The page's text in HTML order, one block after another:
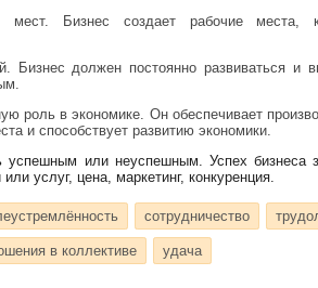
мест. Бизнес создает рабочие места,
Бизнес должен постоянно развиваться и
роль в экономике. Он обеспечивает
и способствует развитию экономики.
успешным или неуспешным. Успех бизнеса
услуг, цена, маркетинг, конкуренция.
сотрудничество
в коллективе удача